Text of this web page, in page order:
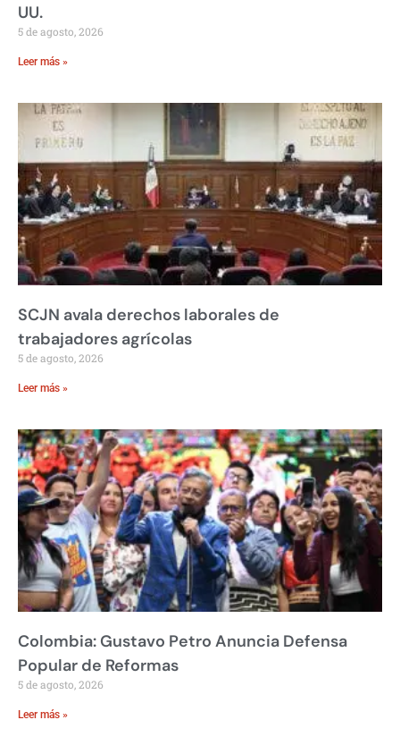
UU.
5 de agosto, 2026
Leer más »
SCJN avala derechos laborales de
trabajadores agrícolas
5 de agosto, 2026
Leer más »
Colombia: Gustavo Petro Anuncia Defensa
Popular de Reformas
5 de agosto, 2026
Leer más »